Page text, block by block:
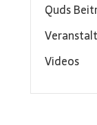
Quds
Videos